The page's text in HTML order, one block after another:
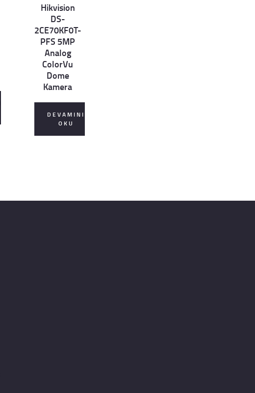
DetHikvision
DS-
2CE70KF0T-
PFS 5MP
Analog
ColorVu
Dome
Kamera
DEVAMINI
OKU